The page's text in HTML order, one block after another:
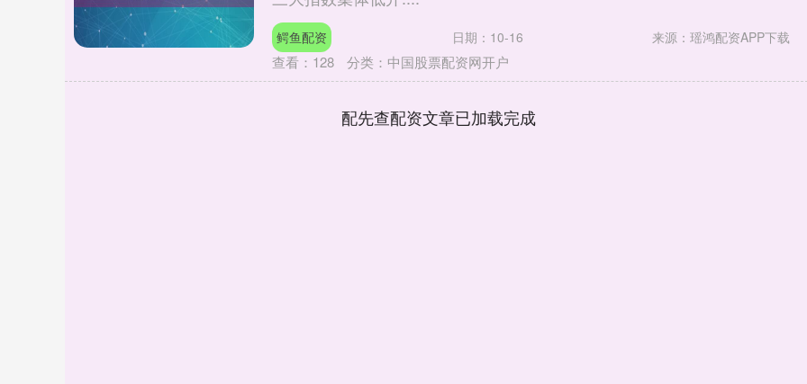
鳄鱼配资 日期：10-16 来源：瑶鸿配资APP下载
查看： 128 分类： 中国股票配资网开户
配先查配资文章已加载完成